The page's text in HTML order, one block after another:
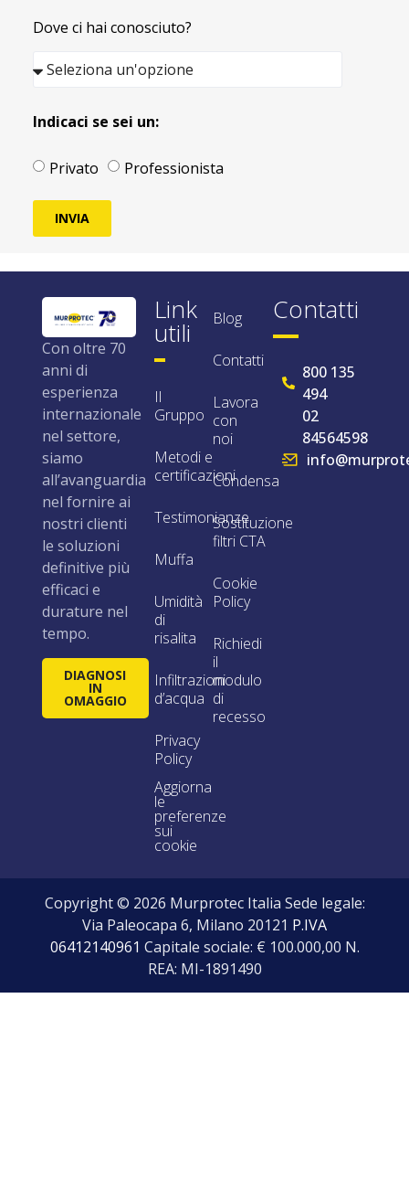
Dove ci hai conosciuto?
Indicaci se sei un:
Privato Professionista
INVIA
Con oltre 70
anni di
esperienza
internazionale
nel settore,
siamo
all’avanguardia
nel fornire ai
nostri clienti
le soluzioni
definitive più
efficaci e
durature nel
tempo.
DIAGNOSI
IN
OMAGGIO
Link
utili
Il
Gruppo
Metodi e
certificazioni
Testimonianze
Muffa
Umidità
di
risalita
Infiltrazioni
d’acqua
Privacy
Policy
Aggiorna
le
preferenze
sui
cookie
Blog
Contatti
Lavora
con
noi
Condensa
Sostituzione
filtri CTA
Cookie
Policy
Richiedi
il
modulo
di
recesso
Contatti
800 135
494
02
84564598
Copyright © 2026 Murprotec Italia Sede legale:
Via Paleocapa 6, Milano 20121 P.IVA
06412140961 Capitale sociale: € 100.000,00 N.
REA: MI-1891490